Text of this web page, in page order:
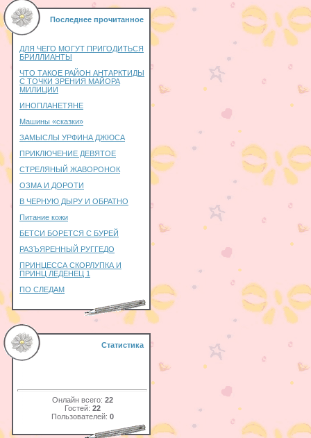
Последнее прочитанное
ДЛЯ ЧЕГО МОГУТ ПРИГОДИТЬСЯ
БРИЛЛИАНТЫ
ЧТО ТАКОЕ РАЙОН АНТАРКТИДЫ
С ТОЧКИ ЗРЕНИЯ МАЙОРА
МИЛИЦИИ
ИНОПЛАНЕТЯНЕ
Машины «сказки»
ЗАМЫСЛЫ УРФИНА ДЖЮСА
ПРИКЛЮЧЕНИЕ ДЕВЯТОЕ
СТРЕЛЯНЫЙ ЖАВОРОНОК
ОЗМА И ДОРОТИ
В ЧЕРНУЮ ДЫРУ И ОБРАТНО
Питание кожи
БЕТСИ БОРЕТСЯ С БУРЕЙ
РАЗЪЯРЕННЫЙ РУГГЕДО
ПРИНЦЕССА СКОРЛУПКА И
ПРИНЦ ЛЕДЕНЕЦ 1
ПО СЛЕДАМ
Статистика
Онлайн всего: 22
Гостей: 22
Пользователей: 0